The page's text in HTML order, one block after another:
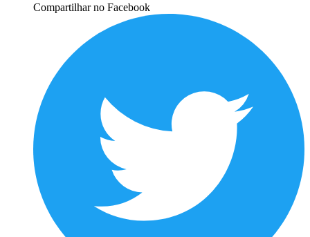
Compartilhar no Facebook